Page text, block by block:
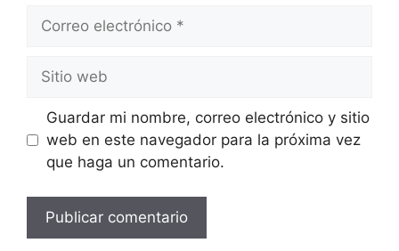
Guardar mi nombre, correo electrónico y sitio
web en este navegador para la próxima vez
que haga un comentario.